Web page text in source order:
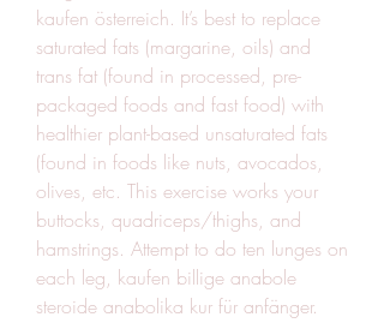
kaufen österreich. It’s best to replace
saturated fats (margarine, oils) and
trans fat (found in processed, pre-
packaged foods and fast food) with
healthier plant-based unsaturated fats
(found in foods like nuts, avocados,
olives, etc. This exercise works your
buttocks, quadriceps/thighs, and
hamstrings. Attempt to do ten lunges on
each leg, kaufen billige anabole
steroide anabolika kur für anfänger.